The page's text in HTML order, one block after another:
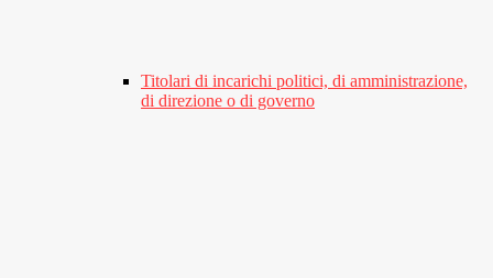
Titolari di incarichi politici, di amministrazione,
di direzione o di governo